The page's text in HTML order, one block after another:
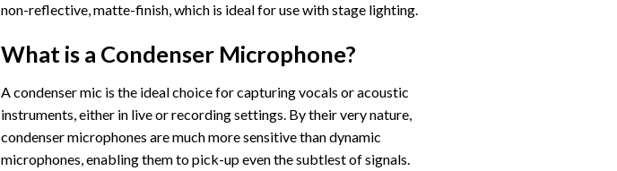
non-reflective, matte-finish, which is ideal for use with stage lighting.
What is a Condenser Microphone?
A condenser mic is the ideal choice for capturing vocals or acoustic
instruments, either in live or recording settings. By their very nature,
condenser microphones are much more sensitive than dynamic
microphones, enabling them to pick-up even the subtlest of signals.